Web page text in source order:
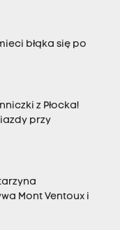
błąka się po
z Płocka!
przy
Mont Ventoux i